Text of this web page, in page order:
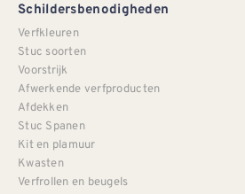
Schildersbenodigheden
Verfkleuren
Stuc soorten
Voorstrijk
Afwerkende verfproducten
Afdekken
Stuc Spanen
Kit en plamuur
Kwasten
Verfrollen en beugels